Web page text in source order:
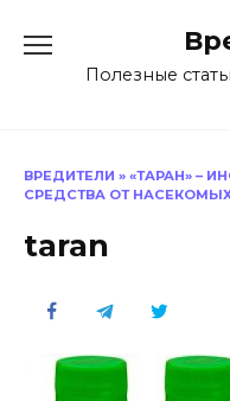
содержаниюПолезные
ВРЕДИТЕЛИ » «ТАРАН» –
СРЕДСТВА ОТ
taran